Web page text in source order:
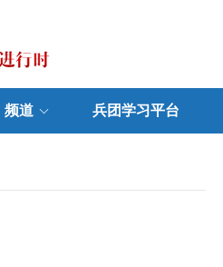
频道 兵团学习平台